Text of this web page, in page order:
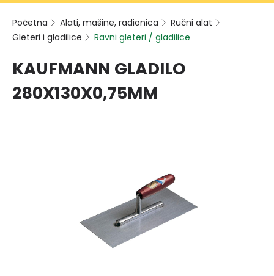
Početna Alati, mašine, radionica
Ručni alat
Gleteri i gladilice
Ravni gleteri / gladilice
KAUFMANN GLADILO
280X130X0,75MM